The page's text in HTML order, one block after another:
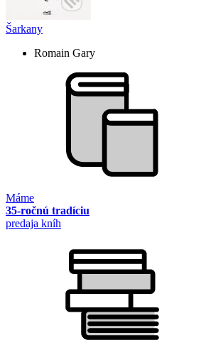
Šarkany
Romain Gary
Máme
35-ročnú tradíciu
predaja kníh